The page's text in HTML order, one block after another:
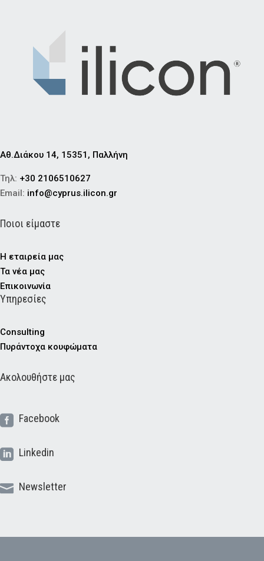
Αθ.Διάκου 14, 15351, Παλλήνη
Τηλ: +30 2106510627
Email: info@cyprus.ilicon.gr
Ποιοι είμαστε
Η εταιρεία μας
Τα νέα μας
Επικοινωνία
Υπηρεσίες
Consulting
Πυράντοχα κουφώματα
Ακολουθήστε μας
 Facebook
 Linkedin
 Newsletter